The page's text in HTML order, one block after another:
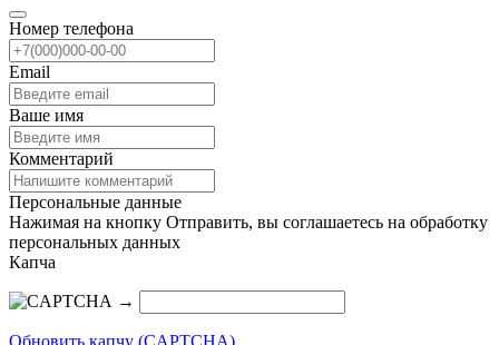
Номер телефона
Email
Ваше имя
Комментарий
Персональные данные
Нажимая на кнопку Отправить, вы соглашаетесь на обработку
персональных данных
Капча
→